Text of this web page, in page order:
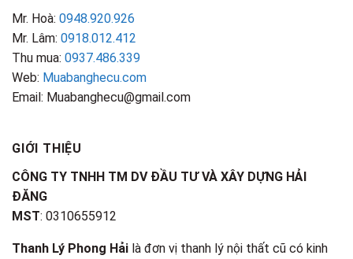
Mr. Hoà: 0948.920.926
Mr. Lâm: 0918.012.412
Thu mua: 0937.486.339
Web: Muabanghecu.com
Email: Muabanghecu@gmail.com
GIỚI THIỆU
CÔNG TY TNHH TM DV ĐẦU TƯ VÀ XÂY DỰNG HẢI
ĐĂNG
MST: 0310655912
Thanh Lý Phong Hải là đơn vị thanh lý nội thất cũ có kinh